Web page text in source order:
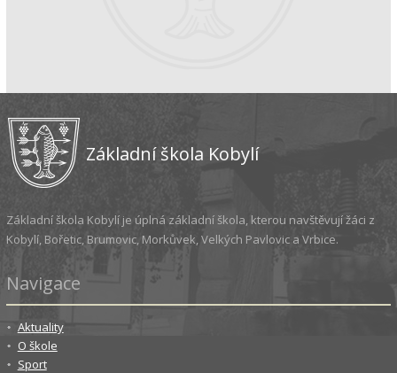
Základní škola Kobylí
Základní škola Kobylí je úplná základní škola, kterou navštěvují žáci z
Kobylí, Bořetic, Brumovic, Morkůvek, Velkých Pavlovic a Vrbice.
Navigace
Aktuality
O škole
Sport